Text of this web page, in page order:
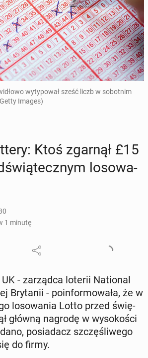
wytypował sześć liczb w sobotnim
Images)
Ktoś zgarnął £15
lo­so­wa­
1 minutę
UK - za­rząd­ca loterii Na­tio­nal
Bry­ta­nii - po­in­for­mo­wa­ła, że w
lo­so­wa­nia Lotto przed świę­
główną nagrodę w wy­so­ko­ści
po­sia­dacz szczę­śli­we­go
do firmy.